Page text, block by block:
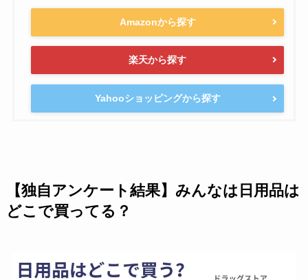
Amazonから探す
楽天から探す
Yahooショッピングから探す
【独自アンケート結果】みんなは日用品は
どこで買ってる？